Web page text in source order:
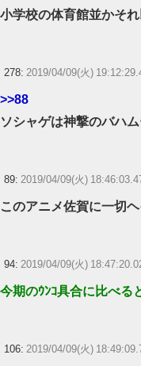
小学校の体育館並かそ
278: 2019/04/09(火)
>>88
ソシャゲは神撃のバハ
89: 2019/04/09(火)
このアニメ佐賀に一切
94: 2019/04/09(火)
今期のｳﾝｺ具合に比べる
106: 2019/04/09(火)